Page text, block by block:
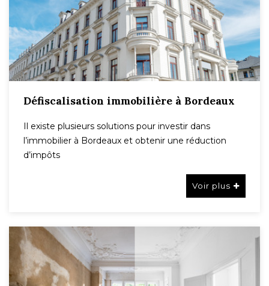
Défiscalisation immobilière à Bordeaux
Il existe plusieurs solutions pour investir dans
l’immobilier à Bordeaux et obtenir une réduction
d’impôts
Voir plus